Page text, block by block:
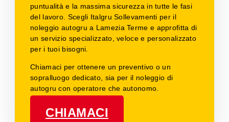
puntualità e la massima sicurezza in tutte le fasi
del lavoro. Scegli Italgru Sollevamenti per il
noleggio autogru a Lamezia Terme e approfitta di
un servizio specializzato, veloce e personalizzato
per i tuoi bisogni.
Chiamaci per ottenere un preventivo o un
sopralluogo dedicato, sia per il noleggio di
autogru con operatore che autonomo.
CHIAMACI